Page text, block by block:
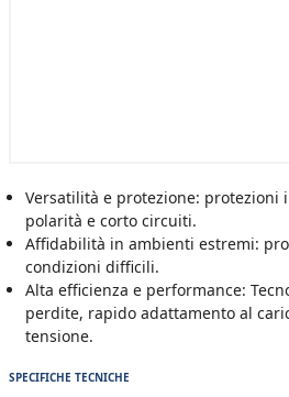
Versatilità e protezione: protezioni
polarità e corto circuiti.
Affidabilità in ambienti estremi:
condizioni difficili.
Alta efficienza e performance:
perdite, rapido adattamento al
tensione.
SPECIFICHE TECNICHE